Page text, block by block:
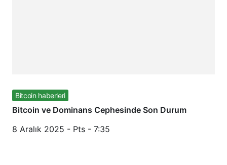
Bitcoin haberleri
Bitcoin ve Dominans Cephesinde Son Durum
8 Aralık 2025 - Pts - 7:35